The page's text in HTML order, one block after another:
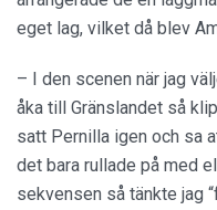
eget lag, vilket då blev
– I den scenen när jag
åka till Gränslandet så
satt Pernilla igen och sa
det bara rullade på med
sekvensen så tänkte jag